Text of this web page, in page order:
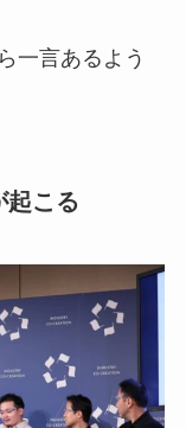
一言あるよう
起こる